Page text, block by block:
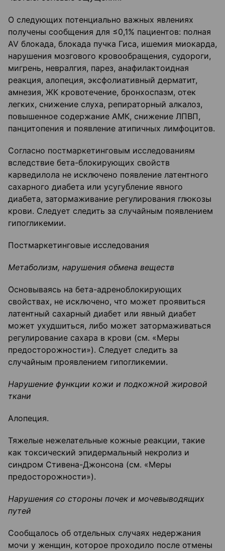
О следующих потенциально важных явлениях
получены сообщения для ≤0,1% пациентов: полная
AV блокада, блокада пучка Гиса, ишемия миокарда,
нарушения мозгового кровообращения, судороги,
мигрень, невралгия, парез, анафилактоидная
реакция, алопеция, эксфолиативный дерматит,
амнезия, ЖК кровотечение, бронхоспазм, отек
легких, снижение слуха, репираторный алкалоз,
повышенное содержание АМК, снижение ЛПВП,
панцитопения и появление атипичных лимфоцитов.
Согласно постмаркетинговым исследованиям
вследствие бета-блокирующих свойств
карведилола не исключено появление латентного
сахарного диабета или усугубление явного
диабета, затормаживание регулирования глюкозы
крови. Следует следить за случайным появлением
гипогликемии.
Постмаркетинговые исследования
Метаболизм, нарушения обмена веществ
Основываясь на бета-адреноблокирующих
свойствах, не исключено, что может проявиться
латентный сахарный диабет или явный диабет
может ухудшиться, либо может затормаживаться
регулирование сахара в крови (см. «Меры
предосторожности»). Следует следить за
случайным проявлением гипогликемии.
Нарушение функции кожи и подкожной жировой
ткани
Алопеция.
Тяжелые нежелательные кожные реакции, такие
как токсический эпидермальный некролиз и
синдром Стивена-Джонсона (см. «Меры
предосторожности»).
Нарушения со стороны почек и мочевыводящих
путей
Сообщалось об отдельных случаях недержания
мочи у женщин, которое проходило после отмены